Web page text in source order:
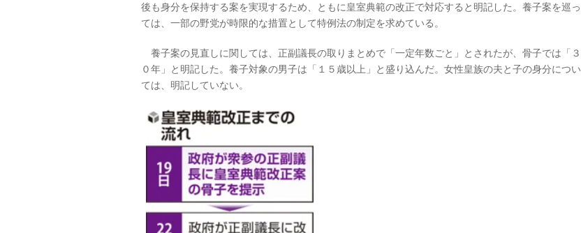
後も身分を保持する案を実現するため、ともに皇室典範の改正で対応すると明記した。養子案を巡っ
ては、一部の野党が時限的な措置として特例法の制定を求めている。
養子案の見直しに関しては、正副議長の取りまとめで「一定年数ごと」とされたが、骨子では「３
０年」と明記した。養子対象の男子は「１５歳以上」と盛り込んだ。女性皇族の夫と子の身分につい
ては、明記していない。